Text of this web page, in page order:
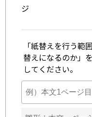
ジ
「紙替えを行う範
替えになるのか」
してください。